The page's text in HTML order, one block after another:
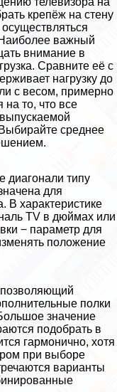
крепёж на стену
важный
внимание в
Сравните её с
нагрузку до
с весом, примерно
то, что все
среднее
диагонали типу
для
В хаpaктеристике
TV в дюймах или
− параметр для
положение
полки
значение
подобрать в
гармонично, хотя
при выборе
варианты